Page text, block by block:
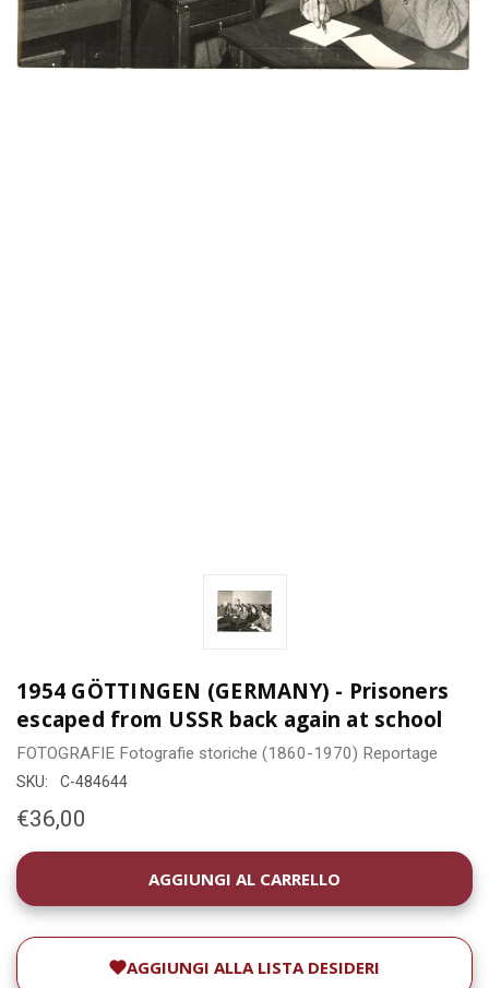
1954 GÖTTINGEN (GERMANY) - Prisoners
escaped from USSR back again at school
FOTOGRAFIE Fotografie storiche (1860-1970) Reportage
SKU: C-484644
€36,00
DISPONIBILITÀ
ATTUALE:
AGGIUNGI ALLA LISTA DESIDERI